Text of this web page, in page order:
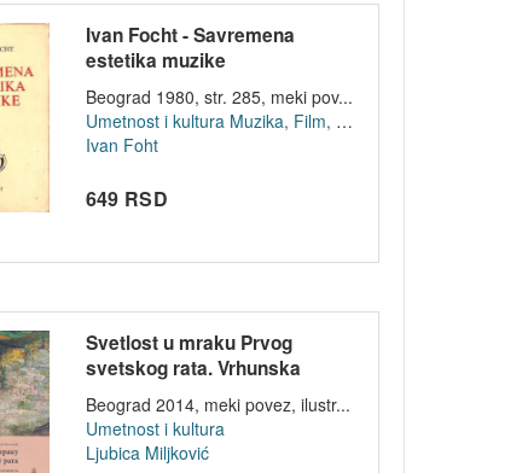
Ivan Focht - Savremena
estetika muzike
Beograd 1980, str. 285, meki pov...
Umetnost i kultura Muzika, Film, Pozoriste
Ivan Foht
649 RSD
Svetlost u mraku Prvog
svetskog rata. Vrhunska
ostvarenja pr...
Beograd 2014, meki povez, ilustr...
Umetnost i kultura
Ljubica Miljković